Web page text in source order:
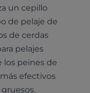
un cepillo
de pelaje de
de cerdas
pelajes
los peines de
efectivos